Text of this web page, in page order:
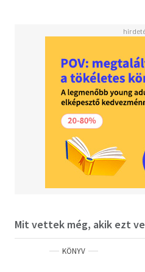
bizonnyal meríthetnek belőle
Mit vettek még, akik ezt
KÖNYV